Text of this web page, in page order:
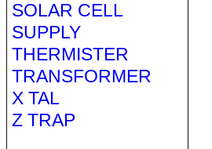
SOLAR CELL
SUPPLY
THERMISTER
TRANSFORMER
X TAL
Z TRAP